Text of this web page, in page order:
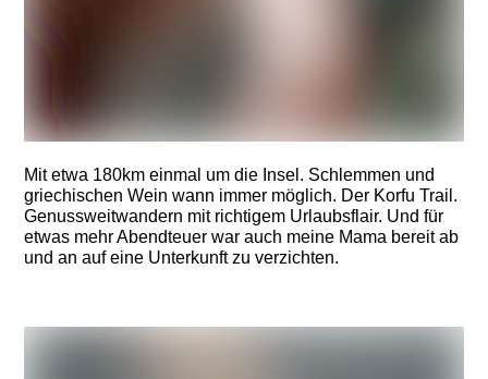
Mit etwa 180km einmal um die Insel. Schlemmen und
griechischen Wein wann immer möglich. Der Korfu Trail.
Genussweitwandern mit richtigem Urlaubsflair. Und für
etwas mehr Abendteuer war auch meine Mama bereit ab
und an auf eine Unterkunft zu verzichten.